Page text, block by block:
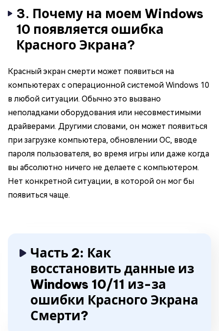
3. Почему на моем Windows
10 появляется ошибка
Красного Экрана?
Красный экран смерти может появиться на
компьютерах с операционной системой Windows 10
в любой ситуации. Обычно это вызвано
неполадками оборудования или несовместимыми
драйверами. Другими словами, он может появиться
при загрузке компьютера, обновлении ОС, вводе
пароля пользователя, во время игры или даже когда
вы абсолютно ничего не делаете с компьютером.
Нет конкретной ситуации, в которой он мог бы
появиться чаще.
Часть 2: Как
восстановить данные из
Windows 10/11 из-за
ошибки Красного Экрана
Смерти?